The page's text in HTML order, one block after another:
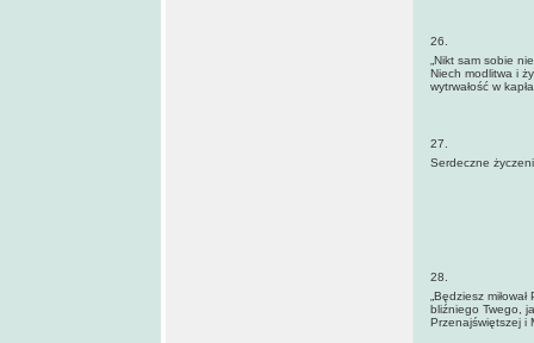
26.
„Nikt sam sobie
Niech modlitwa i
wytrwałość w
27.
Serdeczne
28.
„Będziesz
bliźniego Twego,
Przenajświętszej i